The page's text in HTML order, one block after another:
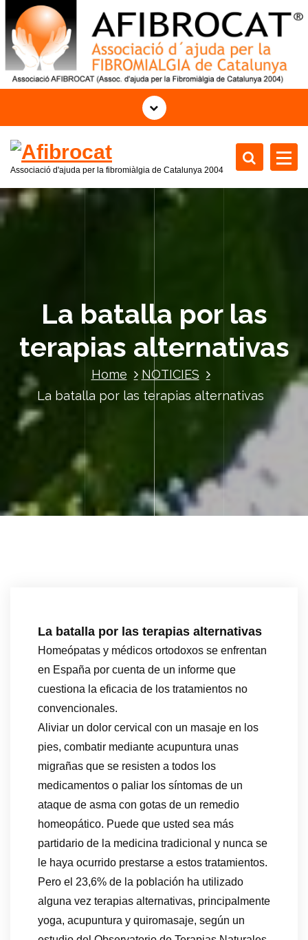
o
n
t
Associació d'ajuda per la fibromiàlgia de Catalunya 2004
La batalla por las
terapias alternativas
Home
NOTICIES
La batalla por las terapias alternativas
La batalla por las terapias alternativas
Homeópatas y médicos ortodoxos se enfrentan
en España por cuenta de un informe que
cuestiona la eficacia de los tratamientos no
convencionales.
Aliviar un dolor cervical con un masaje en los
pies, combatir mediante acupuntura unas
migrañas que se resisten a todos los
medicamentos o paliar los síntomas de un
ataque de asma con gotas de un remedio
homeopático. Puede que usted sea más
partidario de la medicina tradicional y nunca se
le haya ocurrido prestarse a estos tratamientos.
Pero el 23,6% de la población ha utilizado
alguna vez terapias alternativas, principalmente
yoga, acupuntura y quiromasaje, según un